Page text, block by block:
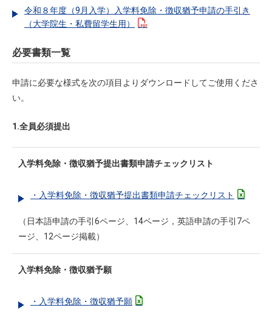
令和８年度（9月入学）入学料免除・徴収猶予申請の手引き
（大学院生・私費留学生用）
必要書類一覧
申請に必要な様式を次の項目よりダウンロードしてご使用くださ
い。
1.全員必須提出
入学料免除・徴収猶予提出書類申請チェックリスト
・入学料免除・徴収猶予提出書類申請チェックリスト
（日本語申請の手引6ページ、14ページ，英語申請の手引7ペ
ージ、12ページ掲載）
入学料免除・徴収猶予願
・入学料免除・徴収猶予願